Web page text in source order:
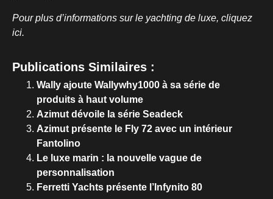
Pour plus d’informations sur le yachting de luxe, cliquez
ici.
Publications Similaires :
Wally ajoute Wallywhy1000 à sa série de
produits à haut volume
Azimut dévoile la série Seadeck
Azimut présente le Fly 72 avec un intérieur
Fantolino
Le luxe marin : la nouvelle vague de
personnalisation
Ferretti Yachts présente l’Infynito 80